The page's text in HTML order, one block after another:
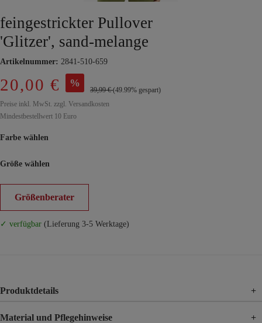
feingestrickter Pullover
'Glitzer', sand-melange
Artikelnummer: 2841-510-659
20,00 € %
39,99 €(49.99% gespart)
Preise inkl. MwSt. zzgl. Versandkosten
Mindestbestellwert 10 Euro
Farbe wählen
Größe wählen
Größenberater
✓ verfügbar (Lieferung 3-5 Werktage)
Produktdetails +
Material und Pflegehinweise +